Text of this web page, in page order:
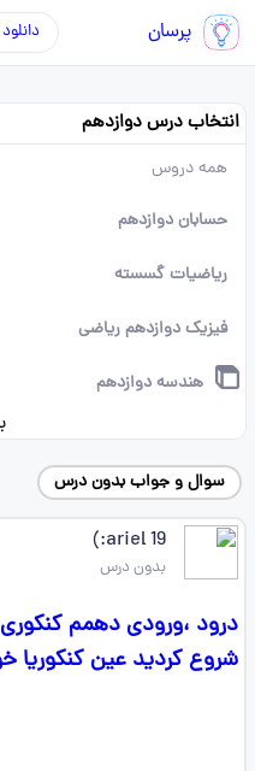
پرسان
انتخاب درس دوازدهم
همه دروس
حسابان دوازدهم
ریاضیات گسسته
فیزیک دوازدهم ریاضی
هندسه دوازدهم
سوال و جواب بدون درس
ariel 19:)
بدون درس
درود ،ورودی دهمم
شروع کردید عین کنکوریا